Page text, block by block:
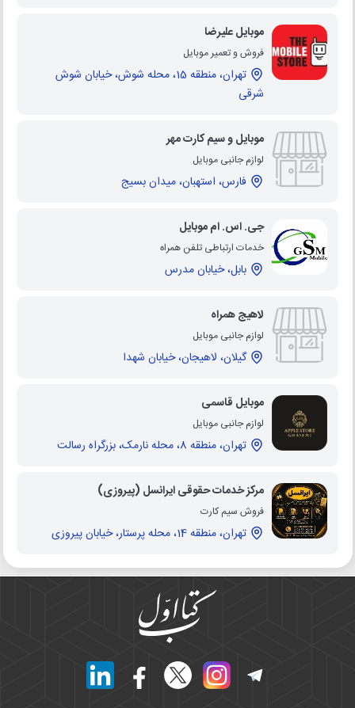
موبایل علیرضا
فروش و تعمیر موبایل
تهران، منطقه 15، محله شوش، خیابان شوش
شرقی
موبایل و سیم کارت مهر
لوازم جانبی موبایل
فارس، استهبان، میدان بسیج
جی. اس. ام موبایل
خدمات ارتباطی تلفن همراه
بابل، خیابان مدرس
لاهیج همراه
لوازم جانبی موبایل
گیلان، لاهیجان، خیابان شهدا
موبایل قاسمی
لوازم جانبی موبایل
تهران، منطقه 8، محله نارمک، بزرگراه رسالت
مرکز خدمات حقوقی ایرانسل (پیروزی)
فروش سیم کارت
تهران، منطقه 14، محله پرستار، خیابان پیروزی